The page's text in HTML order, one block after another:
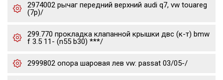
2974002 рычаг передний верхний audi q7, vw touareg
(7p)/
299.770 прокладка клапанной крышки двс (к-т) bmw
f 3.5 11- (n55 b30) ***/
2999802 опора шаровая лев vw: passat 03/05-/